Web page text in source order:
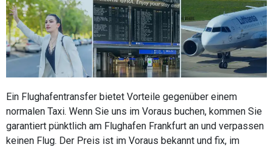
Ein Flughafentransfer bietet Vorteile gegenüber einem
normalen Taxi. Wenn Sie uns im Voraus buchen, kommen Sie
garantiert pünktlich am Flughafen Frankfurt an und verpassen
keinen Flug. Der Preis ist im Voraus bekannt und fix, im